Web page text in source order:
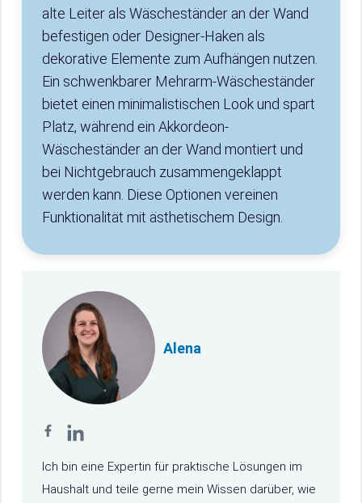
alte Leiter als Wäscheständer an der Wand
befestigen oder Designer-Haken als
dekorative Elemente zum Aufhängen nutzen.
Ein schwenkbarer Mehrarm-Wäscheständer
bietet einen minimalistischen Look und spart
Platz, während ein Akkordeon-
Wäscheständer an der Wand montiert und
bei Nichtgebrauch zusammengeklappt
werden kann. Diese Optionen vereinen
Funktionalität mit ästhetischem Design.
Alena
Ich bin eine Expertin für praktische Lösungen im
Haushalt und teile gerne mein Wissen darüber, wie